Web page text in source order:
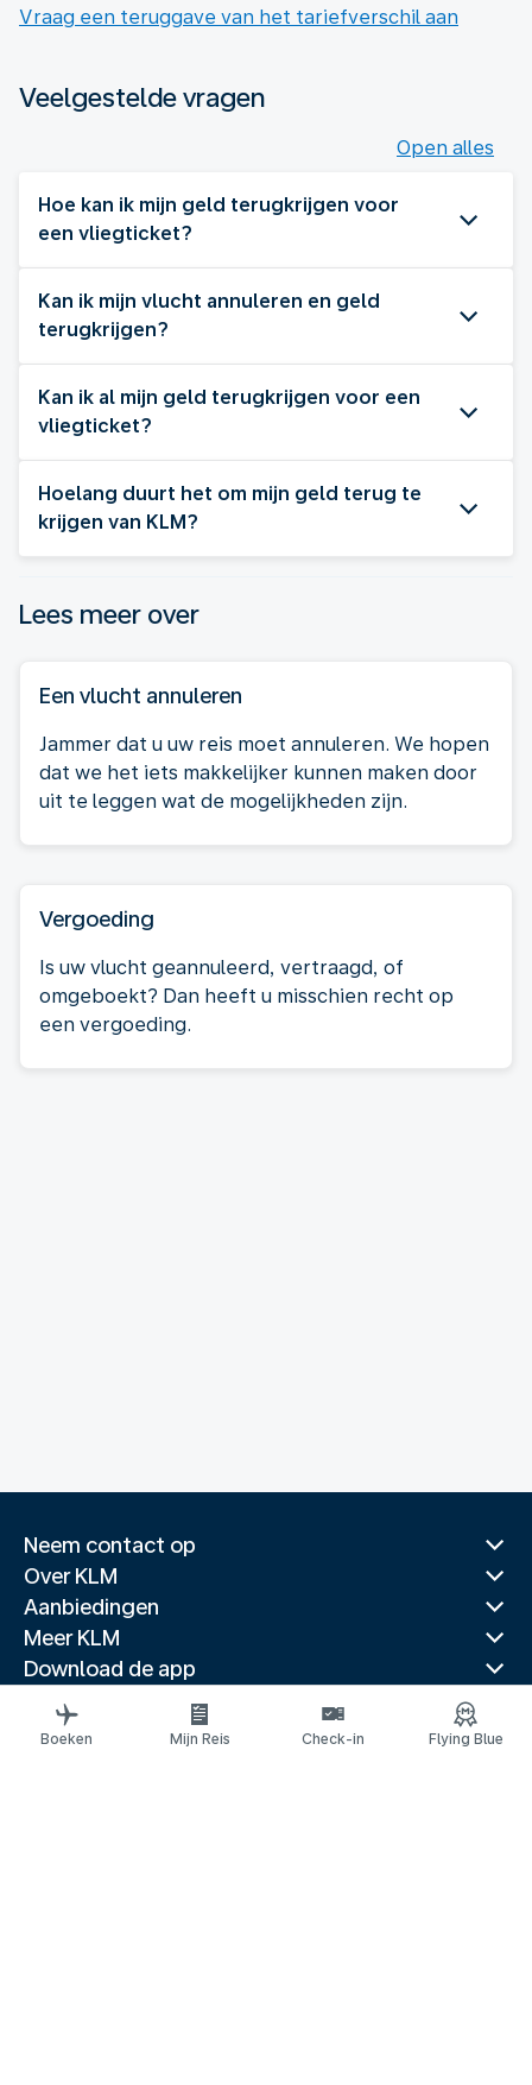
Vraag een teruggave van het tariefverschil aan
Veelgestelde vragen
Open alles
Hoe kan ik mijn geld terugkrijgen voor
een vliegticket?
Kan ik mijn vlucht annuleren en geld
terugkrijgen?
Kan ik al mijn geld terugkrijgen voor een
vliegticket?
Hoelang duurt het om mijn geld terug te
krijgen van KLM?
Lees meer over
Een vlucht annuleren
Jammer dat u uw reis moet annuleren. We hopen
dat we het iets makkelijker kunnen maken door
uit te leggen wat de mogelijkheden zijn.
Vergoeding
Is uw vlucht geannuleerd, vertraagd, of
omgeboekt? Dan heeft u misschien recht op
een vergoeding.
Neem contact op
Over KLM
Aanbiedingen
Meer KLM
Download de app
Gerelateerde websites
Reisgidsen
Boeken Mijn Reis Check-in Flying Blue